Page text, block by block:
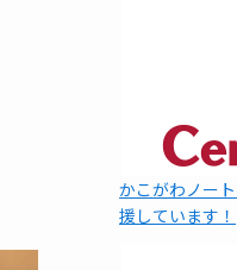
かこがわノー
援しています！